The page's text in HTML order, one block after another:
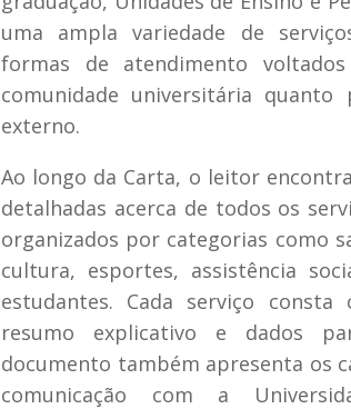
uma ampla variedade de
formas de atendimento
comunidade universitária
externo.
Ao longo da Carta, o leitor
detalhadas acerca de todos os
organizados por categorias como
cultura, esportes, assistência
estudantes. Cada serviço
resumo explicativo e dados
documento também apresenta os
comunicação com a